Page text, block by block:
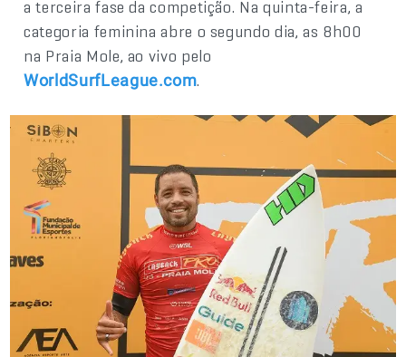
a terceira fase da competição. Na quinta-feira, a
categoria feminina abre o segundo dia, as 8h00
na Praia Mole, ao vivo pelo
WorldSurfLeague.com.